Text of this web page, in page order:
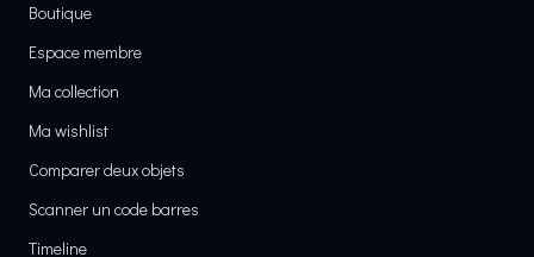
Boutique
Espace membre
Ma collection
Ma wishlist
Comparer deux objets
Scanner un code barres
Timeline